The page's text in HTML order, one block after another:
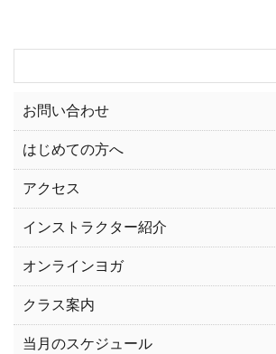
お問い合わせ
はじめての方へ
アクセス
インストラクター紹介
オンラインヨガ
クラス案内
当月のスケジュール